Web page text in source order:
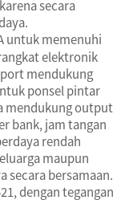
secara
untuk memenuhi
elektronik
mendukung
ponsel pintar
mendukung output
bank, jam tangan
rendah
maupun
secara bersamaan.
dengan tegangan